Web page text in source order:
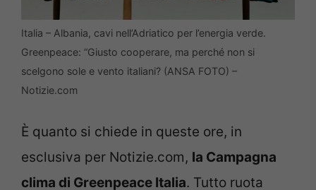
Italia – Albania, cavi nell’Adriatico per l’energia verde.
Greenpeace: “Giusto cooperare, ma perché non si
scelgono sole e vento italiani? (ANSA FOTO) –
Notizie.com
È quanto si chiede in queste ore, in
esclusiva per Notizie.com, la Campagna
clima di Greenpeace Italia. Tutto ruota